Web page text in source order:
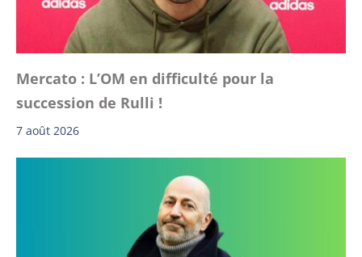
Mercato : L’OM en difficulté pour la
succession de Rulli !
7 août 2026